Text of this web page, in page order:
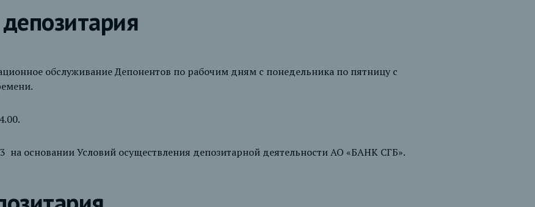
обслуживание Депонентов по рабочим дням с понедельника по пятницу с
на основании Условий осуществления депозитарной деятельности АО «БАНК СГБ».